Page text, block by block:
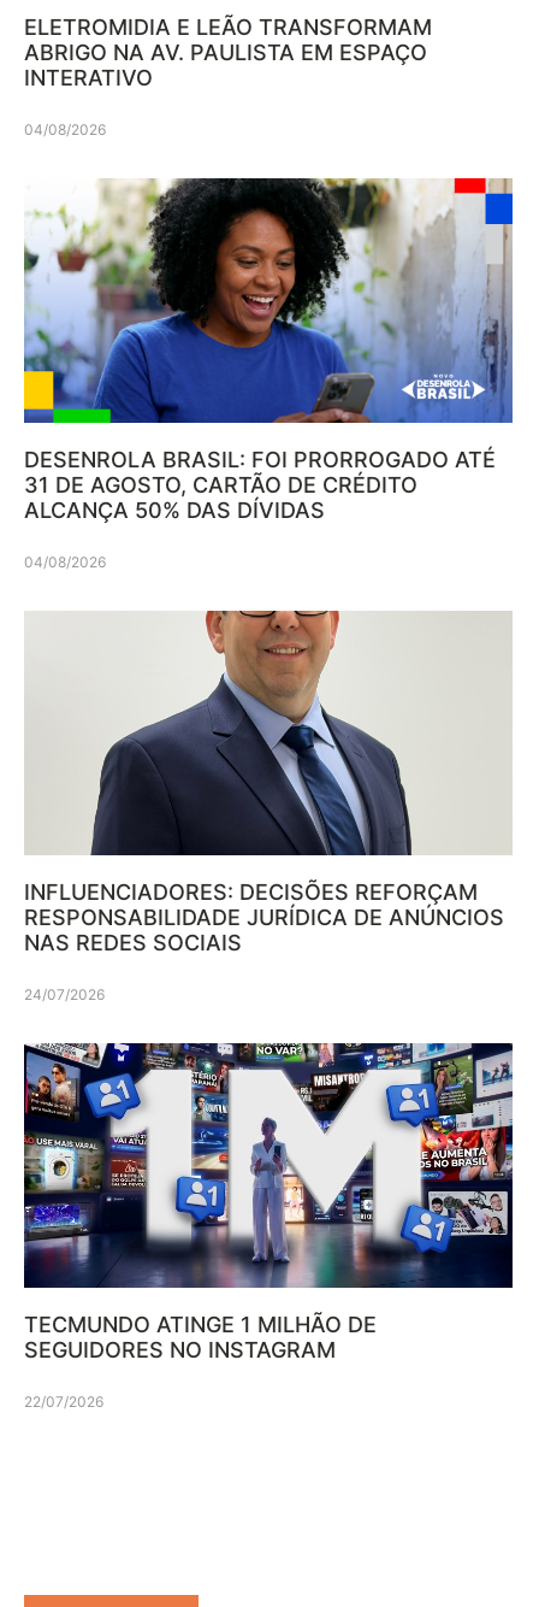
ELETROMIDIA E LEÃO TRANSFORMAM
ABRIGO NA AV. PAULISTA EM ESPAÇO
INTERATIVO
04/08/2026
DESENROLA BRASIL: FOI PRORROGADO ATÉ
31 DE AGOSTO, CARTÃO DE CRÉDITO
ALCANÇA 50% DAS DÍVIDAS
04/08/2026
INFLUENCIADORES: DECISÕES REFORÇAM
RESPONSABILIDADE JURÍDICA DE ANÚNCIOS
NAS REDES SOCIAIS
24/07/2026
TECMUNDO ATINGE 1 MILHÃO DE
SEGUIDORES NO INSTAGRAM
22/07/2026